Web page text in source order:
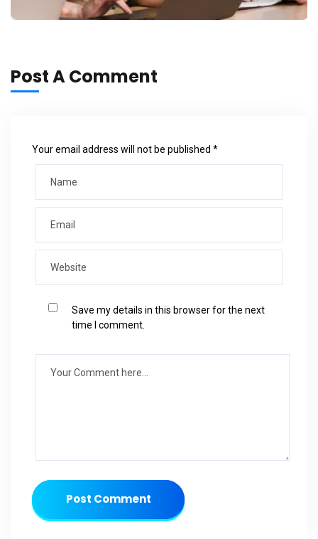
Post A Comment
Your email address will not be published *
Save my details in this browser for the next
time I comment.
Post Comment